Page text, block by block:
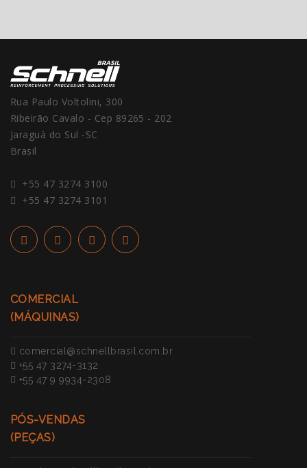
Rua Paulo Voltolini, 300
Ribeirão Cavalo - Cep 89265 - 202
Jaraguà do Sul -SC
Brasil
+55 47 3274 3100
+55 47 3274 3101
COMERCIAL
(MÁQUINAS)
comercial@schnellbrasil.com.br
+55 47 3274-3132
+55 47 9 9934-2308
PÓS-VENDAS
(PEÇAS)